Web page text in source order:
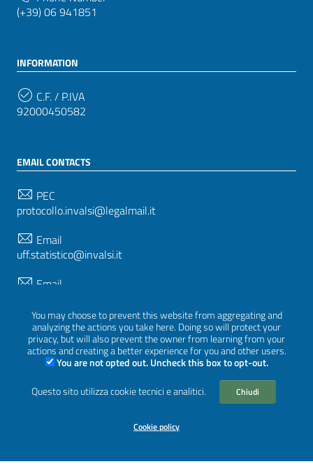
You may choose to prevent this website from aggregating and
analyzing the actions you take here. Doing so will protect your
privacy, but will also prevent the owner from learning from your
actions and creating a better experience for you and other users.
You are not opted out. Uncheck this box to opt-out.
Questo sito utilizza cookie tecnici e analitici.
Chiudi
Cookie policy
(+39) 06 941851
INFORMATION
C.F. / P.IVA
92000450582
EMAIL CONTACTS
PEC
protocollo.invalsi@legalmail.it
Email
uff.statistico@invalsi.it
Email
FOLLOW US ON
Sezione Link Utili
| Credits